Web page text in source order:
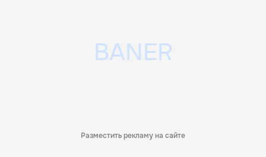
Разместить рекламу на сайте